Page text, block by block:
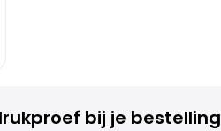
bij je bestelling